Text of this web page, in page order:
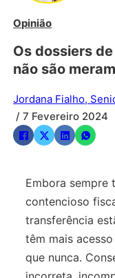
Opinião
Os dossiers
não são
Jordana Fialho,
/ 7 Fevereiro 2024
Embora sempre
contencioso
transferência
têm mais
que nunca.